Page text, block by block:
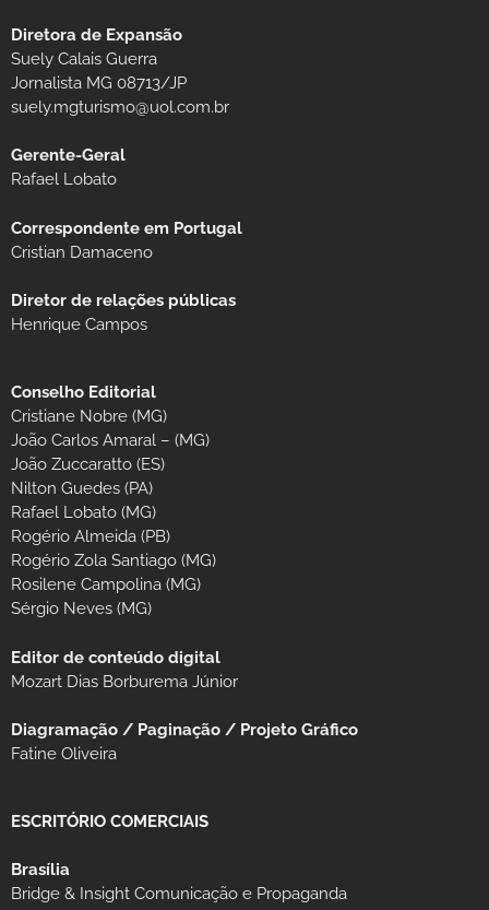
Diretora de Expansão
Suely Calais Guerra
Jornalista MG 08713/JP
suely.mgturismo@uol.com.br
Gerente-Geral
Rafael Lobato
Correspondente em Portugal
Cristian Damaceno
Diretor de relações públicas
Henrique Campos
Conselho Editorial
Cristiane Nobre (MG)
João Carlos Amaral – (MG)
João Zuccaratto (ES)
Nilton Guedes (PA)
Rafael Lobato (MG)
Rogério Almeida (PB)
Rogério Zola Santiago (MG)
Rosilene Campolina (MG)
Sérgio Neves (MG)
Editor de conteúdo digital
Mozart Dias Borburema Júnior
Diagramação / Paginação / Projeto Gráfico
Fatine Oliveira
ESCRITÓRIO COMERCIAIS
Brasília
Bridge & Insight Comunicação e Propaganda